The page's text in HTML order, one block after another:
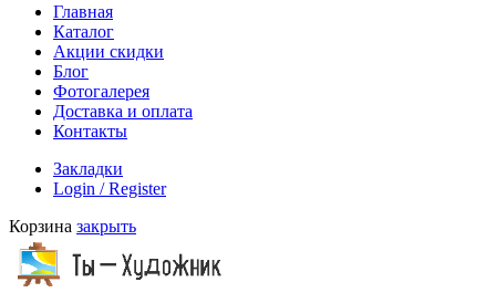
Главная
Каталог
Акции скидки
Блог
Фотогалерея
Доставка и оплата
Контакты
Закладки
Login / Register
Корзина закрыть